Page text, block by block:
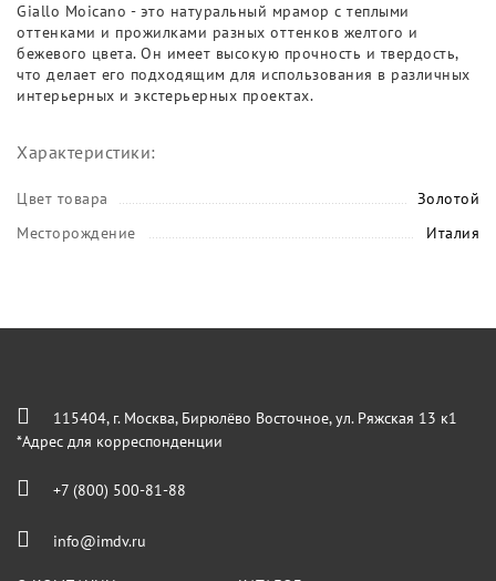
Giallo Moicano - это натуральный мрамор с теплыми
оттенками и прожилками разных оттенков желтого и
бежевого цвета. Он имеет высокую прочность и твердость,
что делает его подходящим для использования в различных
интерьерных и экстерьерных проектах.
Характеристики:
Цвет товара
Золотой
Месторождение
Италия
115404, г. Москва, Бирюлёво Восточное, ул. Ряжская 13 к1
*Адрес для корреспонденции
+7 (800) 500-81-88
info@imdv.ru